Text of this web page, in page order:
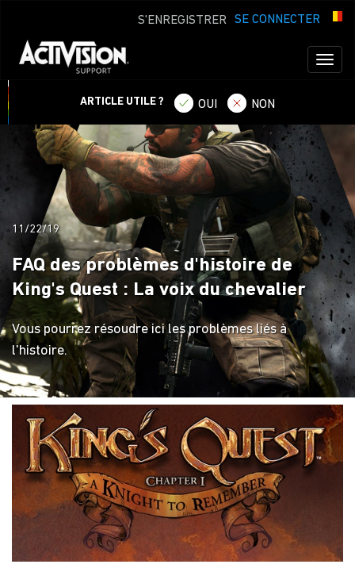
SE CONNECTER
S'ENREGISTRER
ARTICLE UTILE ? OUI NON
11/22/19
FAQ des problèmes d'histoire de
King's Quest : La voix du chevalier
Vous pourrez résoudre ici les problèmes liés à
l'histoire.